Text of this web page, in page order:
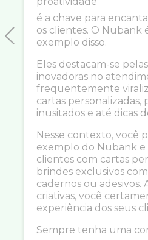
Previous
é a chave para
os clientes. O Nubank
exemplo disso.
Eles destacam-se
inovadoras no
frequentemente
cartas personalizadas,
inusitados e até dicas
Nesse contexto, você
exemplo do Nubank
clientes com cartas
brindes exclusivos
cadernos ou adesivos.
criativas, você
experiência dos seus
Sempre tenha uma